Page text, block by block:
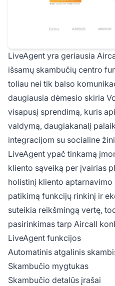
LiveAgent yra geriausia
išsamų skambučių centro
toliau nei tik balso
daugiausia dėmesio skiria
visapusį sprendimą, kuris
valdymą, daugiakanalį
integracijom su socialine
LiveAgent ypač tinkamą
kliento sąveiką per įvairias
holistinį kliento
patikimą funkcijų rinkinį ir
suteikia reikšmingą vertę,
pasirinkimas tarp Aircall
LiveAgent funkcijos
Automatinis atgalinis
Skambučio mygtukas
Skambučio detalūs įrašai